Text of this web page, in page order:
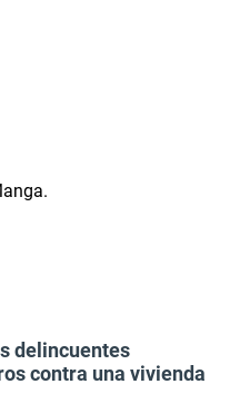
delincuentes
contra una vivienda